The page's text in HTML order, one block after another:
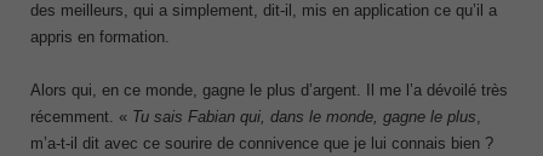
des meilleurs, qui a simplement, dit-il, mis en application ce qu’il a
appris en formation.
Alors qui, en ce monde, gagne le plus d’argent. Il me l’a dévoilé très
récemment. « Tu sais Fabian qui, dans le monde, gagne le plus,
m’a-t-il dit avec ce sourire de connivence que je lui connais bien ?